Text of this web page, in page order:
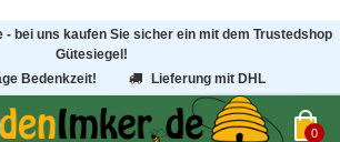
- bei uns kaufen Sie sicher ein mit dem Trustedshop
Gütesiegel!
Bedenkzeit!
Lieferung mit DHL
0